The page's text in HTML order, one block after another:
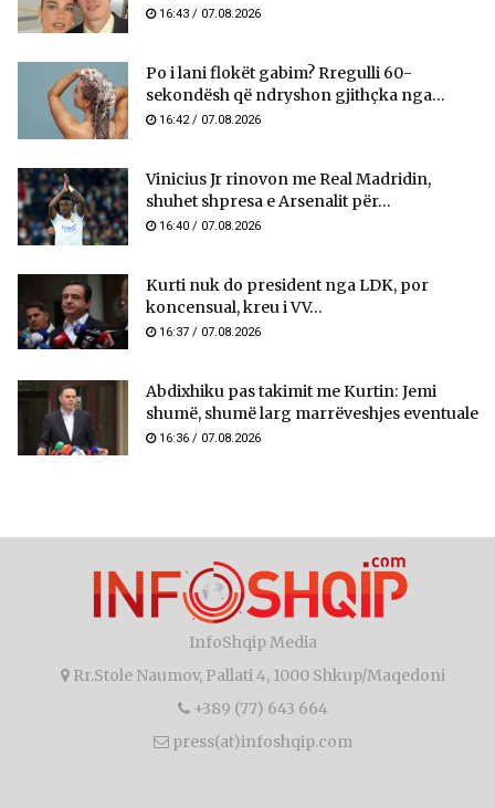
16:43 / 07.08.2026
Po i lani flokët gabim? Rregulli 60-
sekondësh që ndryshon gjithçka nga...
16:42 / 07.08.2026
Vinicius Jr rinovon me Real Madridin,
shuhet shpresa e Arsenalit për...
16:40 / 07.08.2026
Kurti nuk do president nga LDK, por
koncensual, kreu i VV...
16:37 / 07.08.2026
Abdixhiku pas takimit me Kurtin: Jemi
shumë, shumë larg marrëveshjes eventuale
16:36 / 07.08.2026
InfoShqip Media
Rr.Stole Naumov, Pallati 4, 1000 Shkup/Maqedoni
+389 (77) 643 664
press(at)infoshqip.com